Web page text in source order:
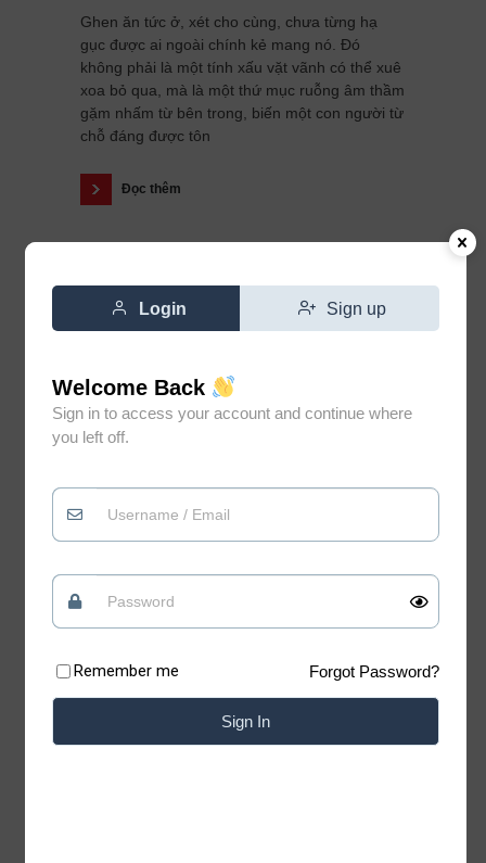
Ghen ăn tức ở, xét cho cùng, chưa từng hạ
gục được ai ngoài chính kẻ mang nó. Đó
không phải là một tính xấu vặt vãnh có thể xuê
xoa bỏ qua, mà là một thứ mục ruỗng âm thầm
gặm nhấm từ bên trong, biến một con người từ
chỗ đáng được tôn
Đọc thêm
Đừng vì gặp vài người không
xứng đáng mà đánh mất niềm
Quan điểm 09/07/2026
Có những lúc, sống “chua” một chút mới giữ
tâm hồn đang tìm kiếm sự bình yên. Chào
Login Sign up
Welcome Back
Sign in to access your account and continue where
you left off.
Remember me Forgot Password?
Sign In